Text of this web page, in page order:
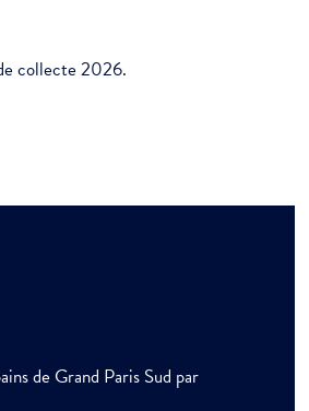
collecte 2026.
de Grand Paris Sud par